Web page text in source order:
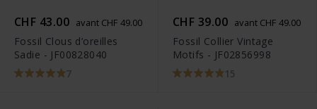
CHF 43.00 avant CHF 49.00
Fossil Clous d’oreilles
Sadie - JF00828040
7
CHF 39.00 avant CHF 49.00
Fossil Collier Vintage
Motifs - JF02856998
15